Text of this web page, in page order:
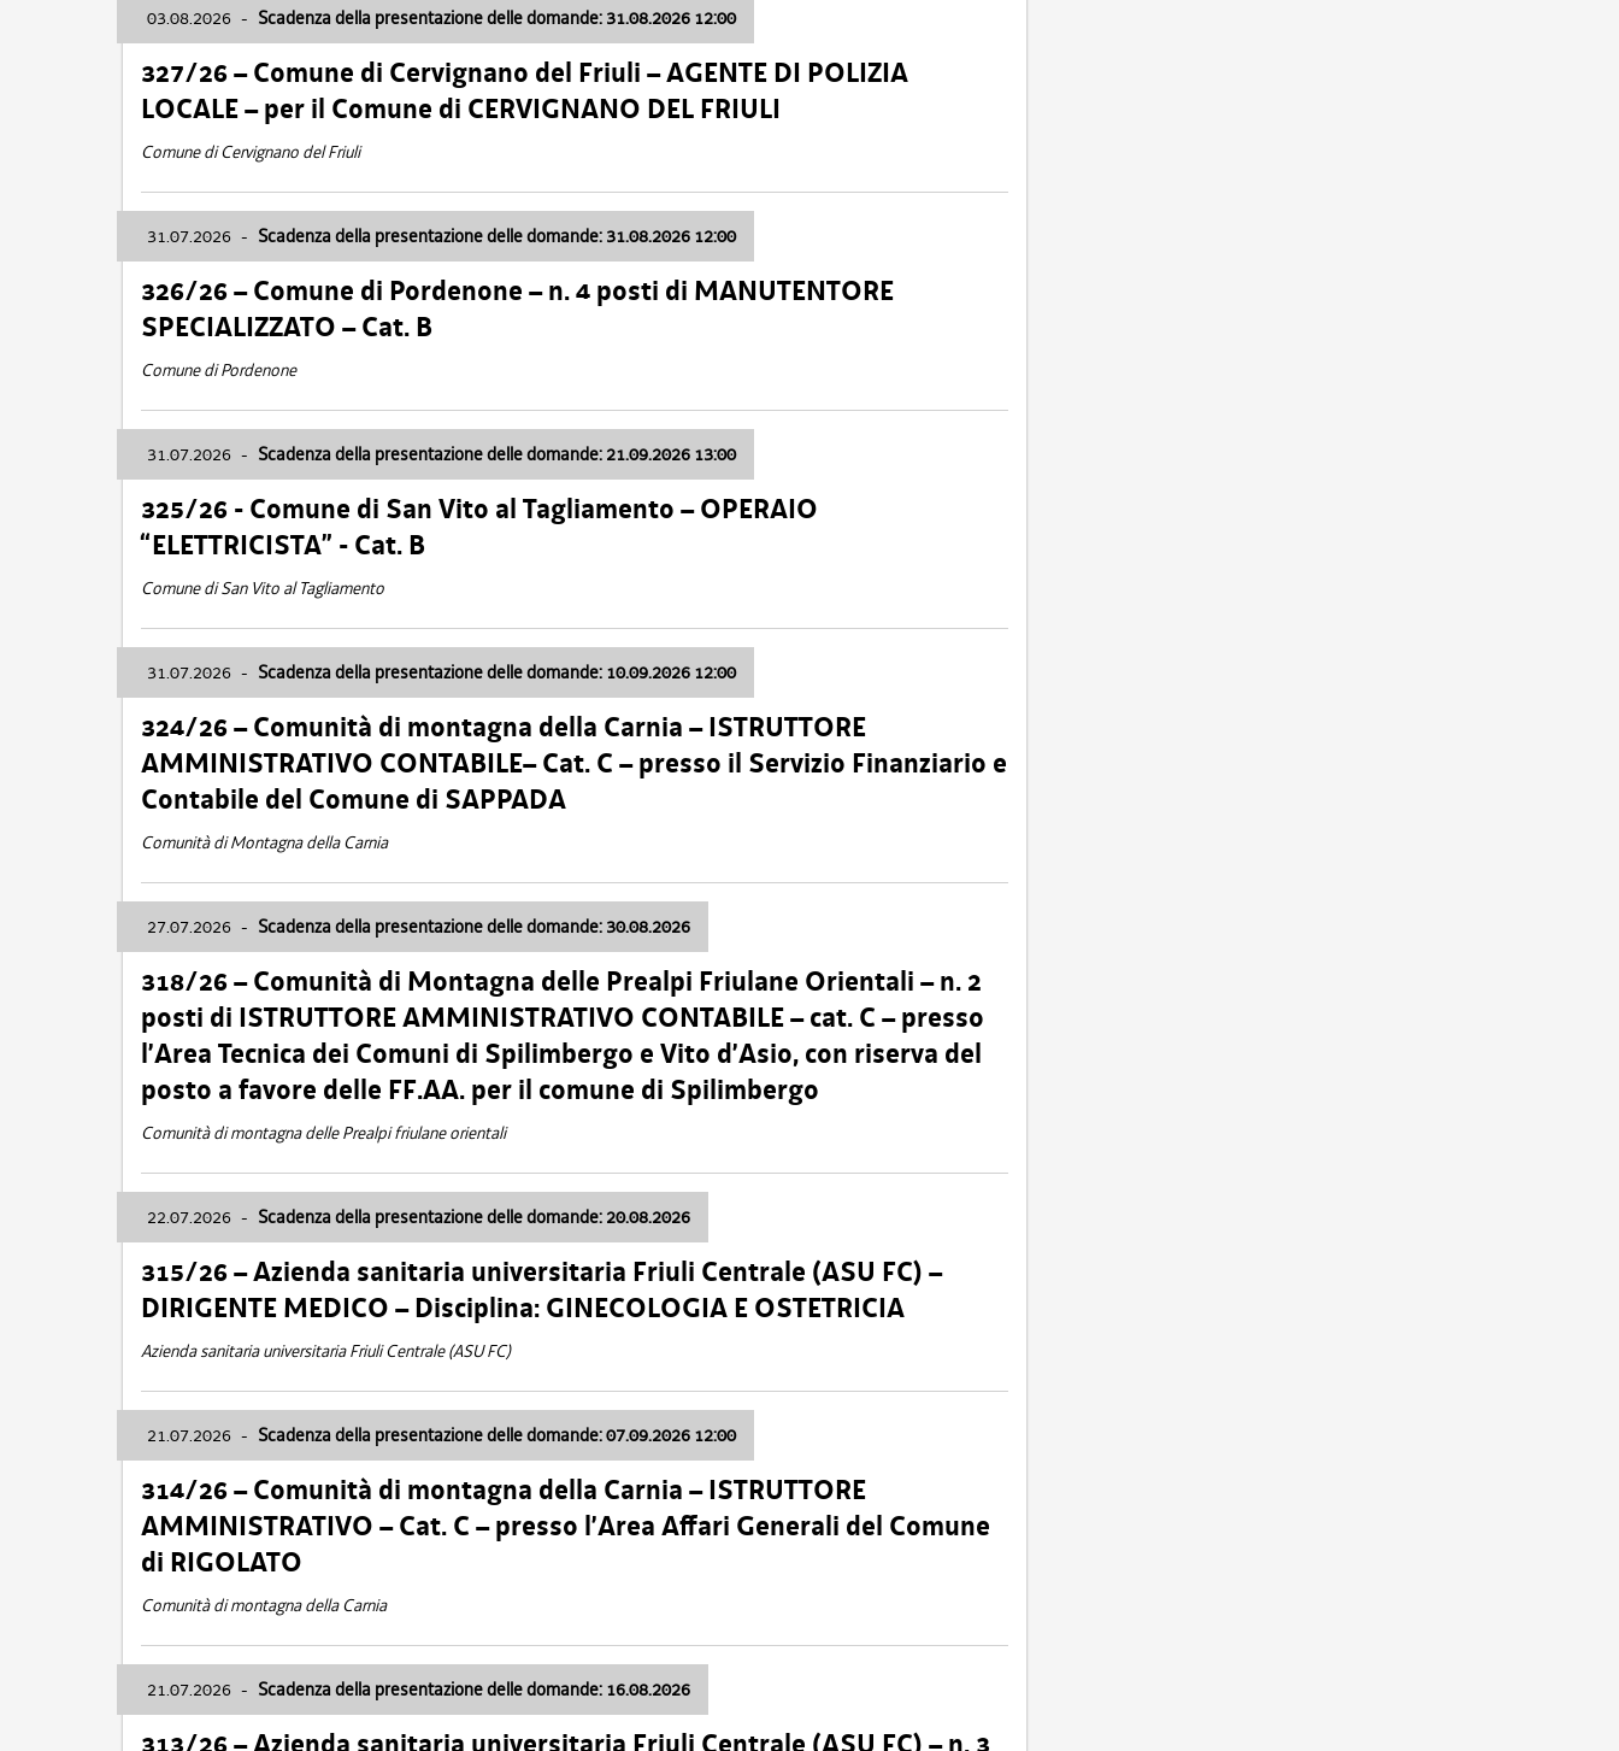
03.08.2026 - Scadenza della presentazione delle domande: 31.08.2026 12:00
327/26 – Comune di Cervignano del Friuli – AGENTE DI POLIZIA
LOCALE – per il Comune di CERVIGNANO DEL FRIULI
Comune di Cervignano del Friuli
31.07.2026 - Scadenza della presentazione delle domande: 31.08.2026 12:00
326/26 – Comune di Pordenone – n. 4 posti di MANUTENTORE
SPECIALIZZATO – Cat. B
Comune di Pordenone
31.07.2026 - Scadenza della presentazione delle domande: 21.09.2026 13:00
325/26 - Comune di San Vito al Tagliamento – OPERAIO
“ELETTRICISTA” - Cat. B
Comune di San Vito al Tagliamento
31.07.2026 - Scadenza della presentazione delle domande: 10.09.2026 12:00
324/26 – Comunità di montagna della Carnia – ISTRUTTORE
AMMINISTRATIVO CONTABILE– Cat. C – presso il Servizio Finanziario e
Contabile del Comune di SAPPADA
Comunità di Montagna della Carnia
27.07.2026 - Scadenza della presentazione delle domande: 30.08.2026
318/26 – Comunità di Montagna delle Prealpi Friulane Orientali – n. 2
posti di ISTRUTTORE AMMINISTRATIVO CONTABILE – cat. C – presso
l’Area Tecnica dei Comuni di Spilimbergo e Vito d’Asio, con riserva del
posto a favore delle FF.AA. per il comune di Spilimbergo
Comunità di montagna delle Prealpi friulane orientali
22.07.2026 - Scadenza della presentazione delle domande: 20.08.2026
315/26 – Azienda sanitaria universitaria Friuli Centrale (ASU FC) –
DIRIGENTE MEDICO – Disciplina: GINECOLOGIA E OSTETRICIA
Azienda sanitaria universitaria Friuli Centrale (ASU FC)
21.07.2026 - Scadenza della presentazione delle domande: 07.09.2026 12:00
314/26 – Comunità di montagna della Carnia – ISTRUTTORE
AMMINISTRATIVO – Cat. C – presso l’Area Affari Generali del Comune
di RIGOLATO
Comunità di montagna della Carnia
21.07.2026 - Scadenza della presentazione delle domande: 16.08.2026